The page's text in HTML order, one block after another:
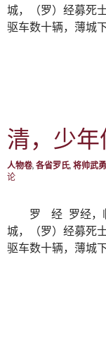
城，（罗）经募死
驱车数十辆，薄城
清，少
人物卷, 各省罗氏, 将帅武勇
论
罗 经 罗经，
城，（罗）经募死
驱车数十辆，薄城